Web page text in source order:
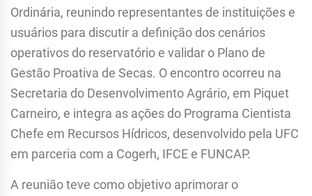
Ordinária, reunindo representantes de instituições e
usuários para discutir a definição dos cenários
operativos do reservatório e validar o Plano de
Gestão Proativa de Secas. O encontro ocorreu na
Secretaria do Desenvolvimento Agrário, em Piquet
Carneiro, e integra as ações do Programa Cientista
Chefe em Recursos Hídricos, desenvolvido pela UFC
em parceria com a Cogerh, IFCE e FUNCAP.
A reunião teve como objetivo aprimorar o